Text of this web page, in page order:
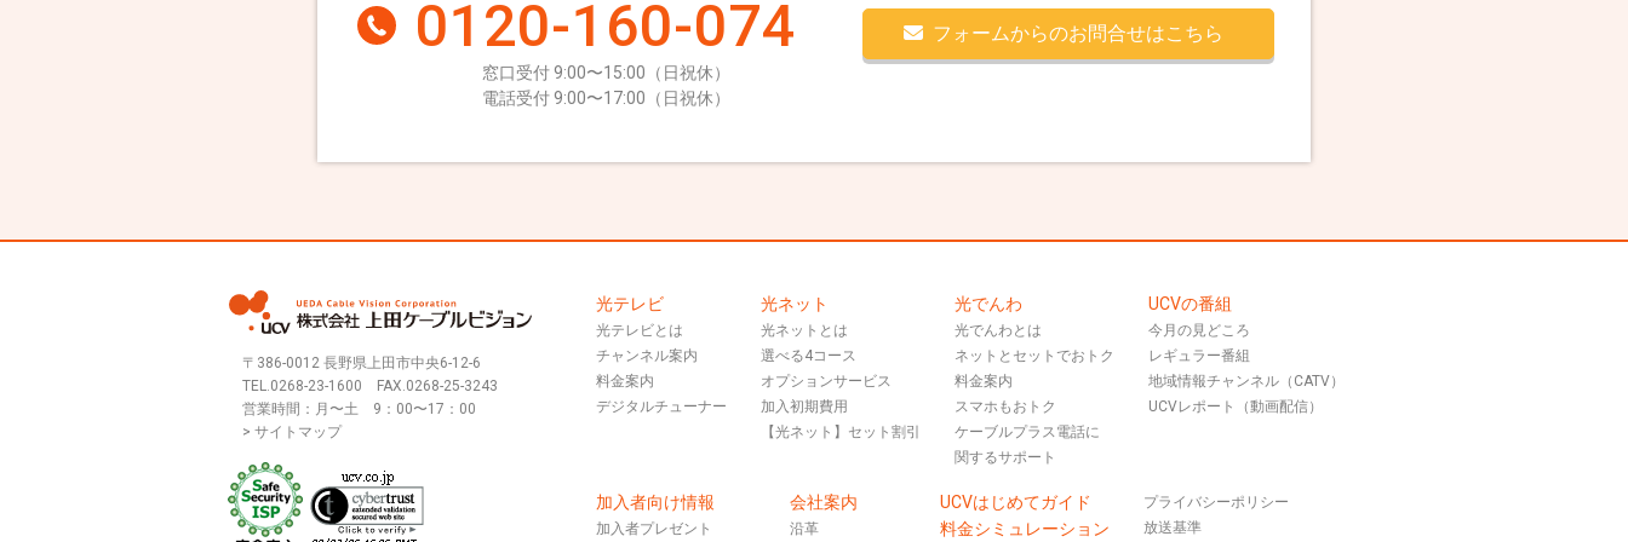
0120-160-074
窓口受付 9:00〜15:00（日祝休）
電話受付 9:00〜17:00（日祝休）
フォームからのお問合せはこちら
〒386-0012 長野県上田市中央6-12-6
TEL.0268-23-1600 FAX.0268-25-3243
営業時間：月〜土 9：00〜17：00
> サイトマップ
光テレビ
光テレビとは
チャンネル案内
料金案内
デジタルチューナー
光ネット
光ネットとは
選べる4コース
オプションサービス
加入初期費用
【光ネット】セット割引
光でんわ
光でんわとは
ネットとセットでおトク
料金案内
スマホもおトク
ケーブルプラス電話に
関するサポート
UCVの番組
今月の見どころ
レギュラー番組
地域情報チャンネル（CATV）
UCVレポート（動画配信）
加入者向け情報
加入者プレゼント
会社案内
沿革
UCVはじめてガイド
料金シミュレーション
プライバシーポリシー
放送基準